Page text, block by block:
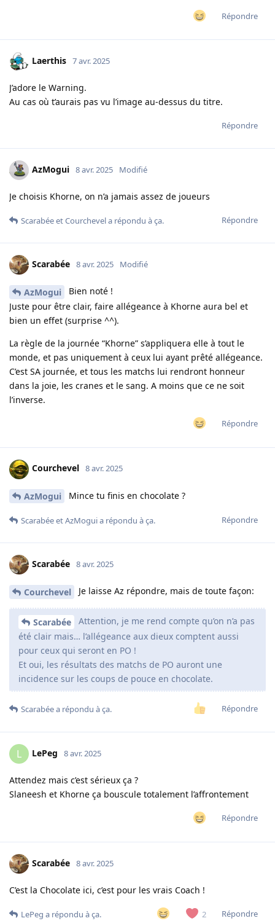
Répondre
Laerthis 7 avr. 2025
J’adore le Warning.
Au cas où t’aurais pas vu l’image au-dessus du titre.
Répondre
AzMogui 8 avr. 2025 Modifié
Je choisis Khorne, on n’a jamais assez de joueurs
Répondre
ScarabéeetCourchevela répondu à ça.
Scarabée 8 avr. 2025 Modifié
AzMogui
Bien noté !
Juste pour être clair, faire allégeance à Khorne aura bel et
bien un effet (surprise ^^).
La règle de la journée “Khorne” s’appliquera elle à tout le
monde, et pas uniquement à ceux lui ayant prêté allégeance.
C’est SA journée, et tous les matchs lui rendront honneur
dans la joie, les cranes et le sang. A moins que ce ne soit
l’inverse.
Répondre
Courchevel 8 avr. 2025
AzMogui Mince tu finis en chocolate ?
Répondre
ScarabéeetAzMoguia répondu à ça.
Scarabée 8 avr. 2025
Courchevel Je laisse Az répondre, mais de toute façon:
Scarabée
Attention, je me rend compte qu’on n’a pas
été clair mais… l’allégeance aux dieux comptent aussi
pour ceux qui seront en PO !
Et oui, les résultats des matchs de PO auront une
incidence sur les coups de pouce en chocolate.
Répondre
Scarabéea répondu à ça.
L LePeg 8 avr. 2025
Attendez mais c’est sérieux ça ?
Slaneesh et Khorne ça bouscule totalement l’affrontement
Répondre
Scarabée 8 avr. 2025
C’est la Chocolate ici, c’est pour les vrais Coach !
2 Répondre
LePeg a répondu à ça.